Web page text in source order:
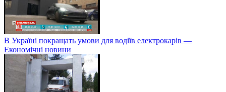
В Україні покращать умови для водіїв електрокарів —
Економічні новини